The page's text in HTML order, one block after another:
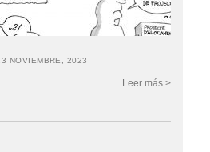
NOVIEMBRE, 2023
Leer más >